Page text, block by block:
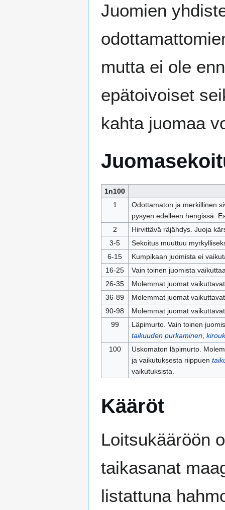
Juomien
mutta ei ole
epätoivoiset
kahta juomaa
1n100
1
Odottamaton ja merkillinen
pysyen edelleen hengissä.
2
Hirvittävä räjähdys. Juoja
3‑5
Sekoitus muuttuu
6‑15
Kumpikaan juomista ei
16‑25
Vain toinen juomista
26‑35
Molemmat juomat
36‑89
Molemmat juomat
90‑98
Molemmat juomat
99
Läpimurto. Vain toinen
taikuuden purkaminen,
100
Uskomaton läpimurto.
ja vaikutuksesta riippuen
vaikutuksista.
Kääröt
Loitsukääröön
taikasanat
listattuna